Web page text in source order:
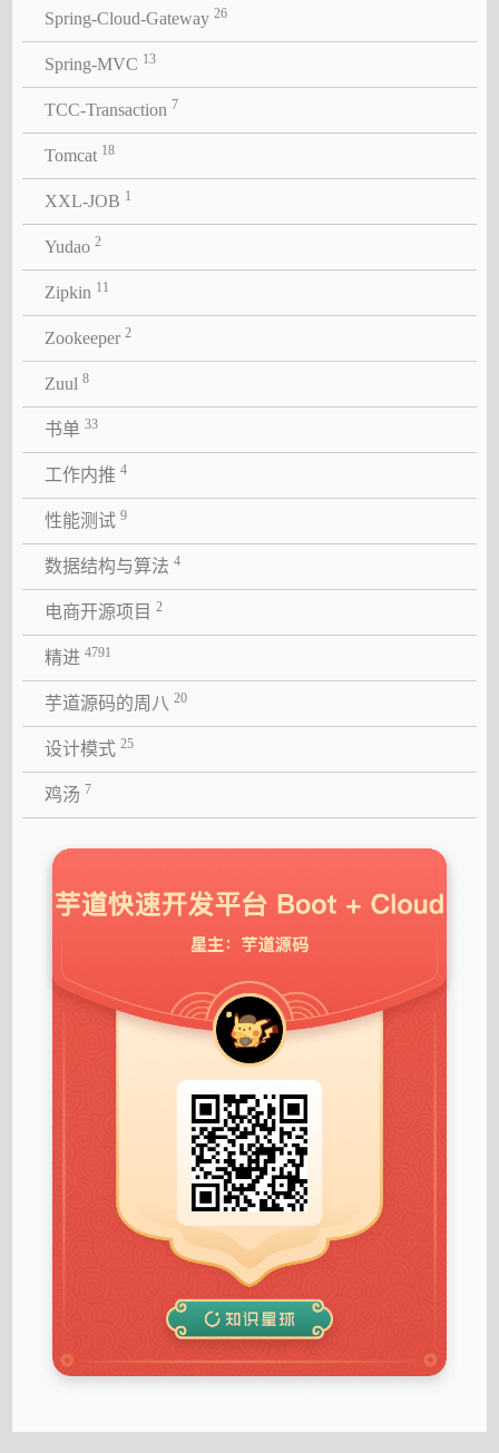
Spring-Cloud-Gateway 26
Spring-MVC 13
TCC-Transaction 7
Tomcat 18
XXL-JOB 1
Yudao 2
Zipkin 11
Zookeeper 2
Zuul 8
书单 33
工作内推 4
性能测试 9
数据结构与算法 4
电商开源项目 2
精进 4791
芋道源码的周八 20
设计模式 25
鸡汤 7